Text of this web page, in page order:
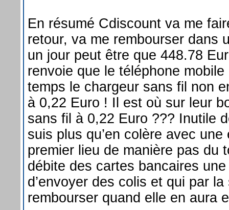
En résumé Cdiscount va me
retour, va me rembourser dans
un jour peut être que 448.78
renvoie que le téléphone
temps le chargeur sans fil non
à 0,22 Euro ! Il est où sur leur
sans fil à 0,22 Euro ??? Inutile
suis plus qu’en colère avec
premier lieu de manière pas du
débite des cartes bancaires
d’envoyer des colis et qui par
rembourser quand elle en aura